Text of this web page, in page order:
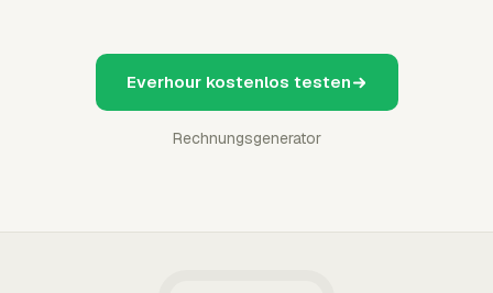
Everhour kostenlos testen
Rechnungsgenerator